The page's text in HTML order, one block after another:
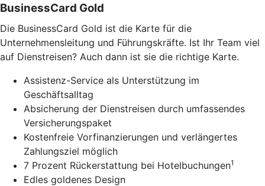
BusinessCard Gold
Die BusinessCard Gold ist die Karte für die
Unternehmensleitung und Führungskräfte. Ist Ihr Team viel
auf Dienstreisen? Auch dann ist sie die richtige Karte.
Assistenz-Service als Unterstützung im
Geschäftsalltag
Absicherung der Dienstreisen durch umfassendes
Versicherungspaket
Kostenfreie Vorfinanzierungen und verlängertes
Zahlungsziel möglich
7 Prozent Rückerstattung bei Hotelbuchungen1
Edles goldenes Design